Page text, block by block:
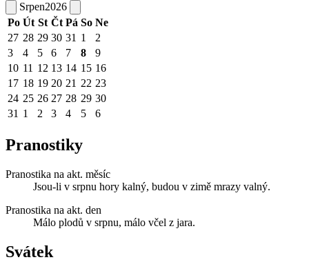
Srpen2026
Po Út St Čt Pá So Ne
27 28 29 30 31 1
2
3
4 5 6 7 8
9
10 11 12 13 14 15 16
17 18 19 20 21 22 23
24 25 26 27 28 29 30
31 1 2 3 4 5 6
Pranostiky
Pranostika na akt. měsíc
Jsou-li v srpnu hory kalný, budou v zimě mrazy valný.
Pranostika na akt. den
Málo plodů v srpnu, málo včel z jara.
Svátek